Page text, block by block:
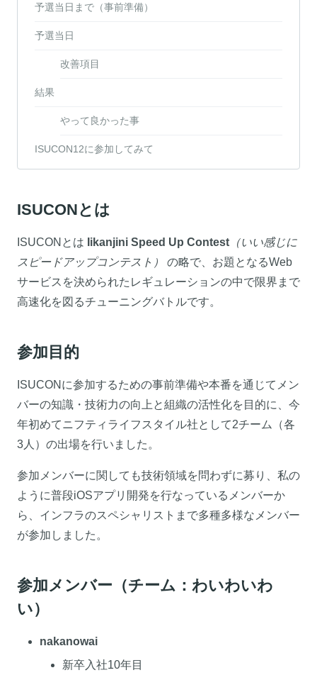
予選当日まで（事前準備）
予選当日
改善項目
結果
やって良かった事
ISUCON12に参加してみて
ISUCONとは
ISUCONとは Iikanjini Speed Up Contest （いい感じに
スピードアップコンテスト）
の略で、お題となるWeb
サービスを決められたレギュレーションの中で限界まで
高速化を図るチューニングバトルです。
参加目的
ISUCONに参加するための事前準備や本番を通じてメン
バーの知識・技術力の向上と組織の活性化を目的に、今
年初めてニフティライフスタイル社として2チーム（各
3人）の出場を行いました。
参加メンバーに関しても技術領域を問わずに募り、私の
ように普段iOSアプリ開発を行なっているメンバーか
ら、インフラのスペシャリストまで多種多様なメンバー
が参加しました。
参加メンバー（チーム：わいわいわ
い）
nakanowai
新卒入社10年目